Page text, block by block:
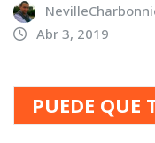
Abr 3, 2019
PUEDE QUE